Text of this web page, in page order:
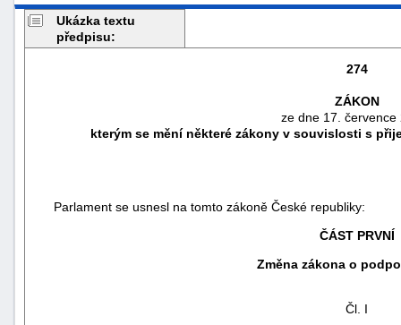
Ukázka textu
předpisu:
274
ZÁKON
ze dne 17. července
kterým se mění některé zákony v souvislosti s
Parlament se usnesl na tomto zákoně České republiky:
ČÁST PRVNÍ
Změna zákona o
Čl. I